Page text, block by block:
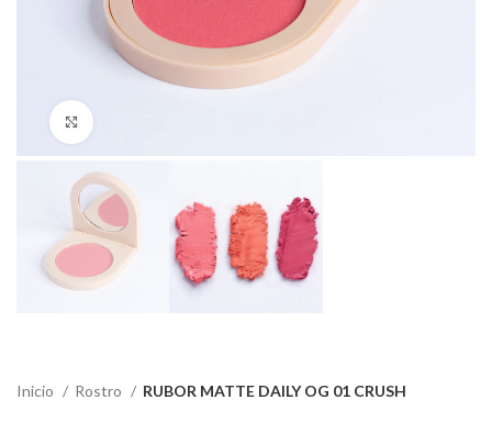
Inicio Rostro RUBOR MATTE DAILY OG 01 CRUSH